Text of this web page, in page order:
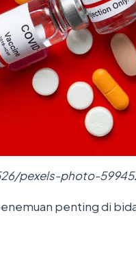
pexels-photo-
penting di